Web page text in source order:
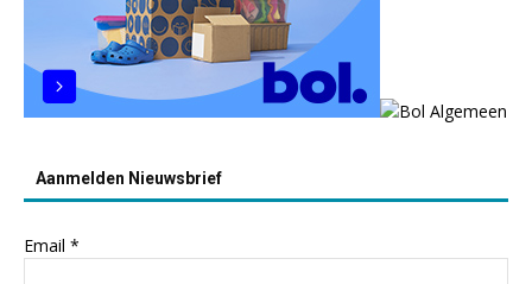
Aanmelden Nieuwsbrief
Email *